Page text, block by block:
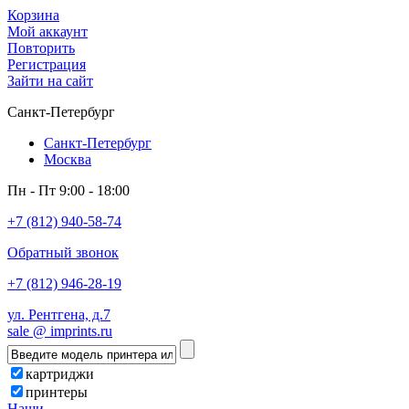
Корзина
Мой аккаунт
Повторить
Регистрация
Зайти на сайт
Санкт-Петербург
Санкт-Петербург
Москва
Пн - Пт 9:00 - 18:00
+7 (812) 940-58-74
Обратный звонок
+7 (812) 946-28-19
ул. Рентгена, д.7
sale @ imprints.ru
картриджи
принтеры